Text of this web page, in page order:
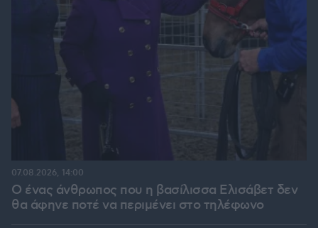
Ο ένας άνθρωπος που η βασίλισσα Ελισάβετ δεν
θα άφηνε ποτέ να περιμένει στο τηλέφωνο
07.08.2026, 14:00